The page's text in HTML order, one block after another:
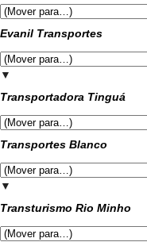
Evanil Transportes
▼
Transportadora Tinguá
Transportes Blanco
▼
Transturismo Rio Minho